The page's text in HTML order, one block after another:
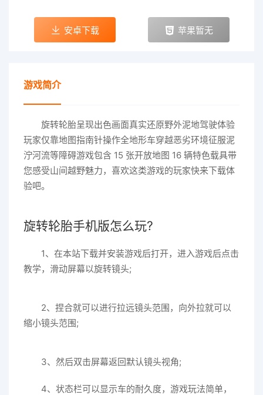
安卓下载 苹果暂无
游戏简介
旋转轮胎呈现出色画面真实还原野外泥地驾驶体验
玩家仅靠地图指南针操作全地形车穿越恶劣环境征服泥
泞河流等障碍游戏包含 15 张开放地图 16 辆特色载具带
您感受山间越野魅力，喜欢这类游戏的玩家快来下载体
验吧。
旋转轮胎手机版怎么玩?
1、在本站下载并安装游戏后打开，进入游戏后点击
教学，滑动屏幕以旋转镜头;
2、捏合就可以进行拉远镜头范围，向外拉就可以
缩小镜头范围;
3、然后双击屏幕返回默认镜头视角;
4、状态栏可以显示车的耐久度，游戏玩法简单，